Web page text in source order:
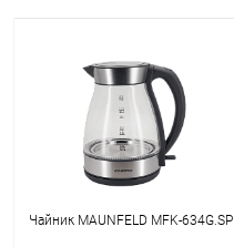
Чайник MAUNFELD MFK-634G.SP